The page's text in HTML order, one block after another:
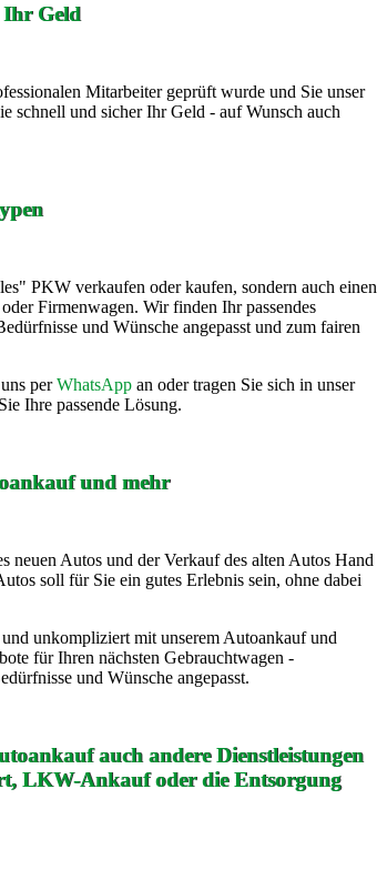
Ihr Geld
Mitarbeiter geprüft wurde und Sie unser
schnell und sicher Ihr Geld - auf Wunsch auch
PKW verkaufen oder kaufen, sondern auch einen
Firmenwagen. Wir finden Ihr passendes
und Wünsche angepasst und zum fairen
perWhatsApp an oder tragen Sie sich in unser
Ihre passende Lösung.
und mehr
neuen Autos und der Verkauf des alten Autos Hand
soll für Sie ein gutes Erlebnis sein, ohne dabei
unkompliziert mit unserem Autoankauf und
für Ihren nächsten Gebrauchtwagen -
und Wünsche angepasst.
auch andere Dienstleistungen
LKW-Ankauf oder die Entsorgung